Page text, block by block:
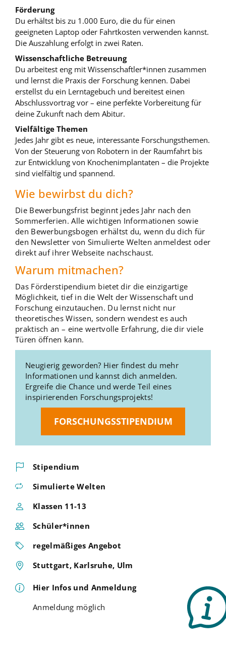
Förderung
Du erhältst bis zu 1.000 Euro, die du für einen
geeigneten Laptop oder Fahrtkosten verwenden kannst.
Die Auszahlung erfolgt in zwei Raten.
Wissenschaftliche Betreuung
Du arbeitest eng mit Wissenschaftler*innen zusammen
und lernst die Praxis der Forschung kennen. Dabei
erstellst du ein Lerntagebuch und bereitest einen
Abschlussvortrag vor – eine perfekte Vorbereitung für
deine Zukunft nach dem Abitur.
Vielfältige Themen
Jedes Jahr gibt es neue, interessante Forschungsthemen.
Von der Steuerung von Robotern in der Raumfahrt bis
zur Entwicklung von Knochenimplantaten – die Projekte
sind vielfältig und spannend.
Wie bewirbst du dich?
Die Bewerbungsfrist beginnt jedes Jahr nach den
Sommerferien. Alle wichtigen Informationen sowie
den Bewerbungsbogen erhältst du, wenn du dich für
den Newsletter von Simulierte Welten anmeldest oder
direkt auf ihrer Webseite nachschaust.
Warum mitmachen?
Das Förderstipendium bietet dir die einzigartige
Möglichkeit, tief in die Welt der Wissenschaft und
Forschung einzutauchen. Du lernst nicht nur
theoretisches Wissen, sondern wendest es auch
praktisch an – eine wertvolle Erfahrung, die dir viele
Türen öffnen kann.
Neugierig geworden? Hier findest du mehr
Informationen und kannst dich anmelden.
Ergreife die Chance und werde Teil eines
inspirierenden Forschungsprojekts!
FORSCHUNGSSTIPENDIUM
Stipendium
Simulierte Welten
Klassen 11-13
Schüler*innen
regelmäßiges Angebot
Stuttgart, Karlsruhe, Ulm
Hier Infos und Anmeldung
Anmeldung möglich